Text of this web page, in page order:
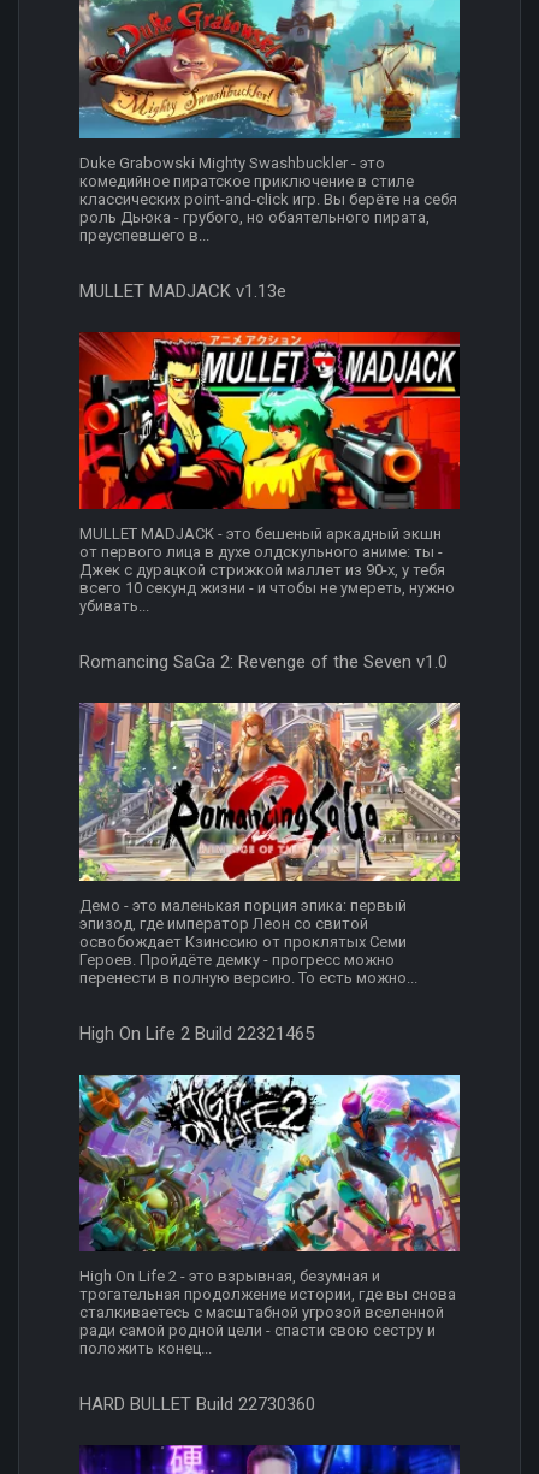
Duke Grabowski Mighty Swashbuckler - это
комедийное пиратское приключение в стиле
классических point-and-click игр. Вы берёте на себя
роль Дьюка - грубого, но обаятельного пирата,
преуспевшего в...
MULLET MADJACK v1.13e
MULLET MADJACK - это бешеный аркадный экшн
от первого лица в духе олдскульного аниме: ты -
Джек с дурацкой стрижкой маллет из 90-х, у тебя
всего 10 секунд жизни - и чтобы не умереть, нужно
убивать...
Romancing SaGa 2: Revenge of the Seven v1.0
Демо - это маленькая порция эпика: первый
эпизод, где император Леон со свитой
освобождает Кзинссию от проклятых Семи
Героев. Пройдёте демку - прогресс можно
перенести в полную версию. То есть можно...
High On Life 2 Build 22321465
High On Life 2 - это взрывная, безумная и
трогательная продолжение истории, где вы снова
сталкиваетесь с масштабной угрозой вселенной
ради самой родной цели - спасти свою сестру и
положить конец...
HARD BULLET Build 22730360